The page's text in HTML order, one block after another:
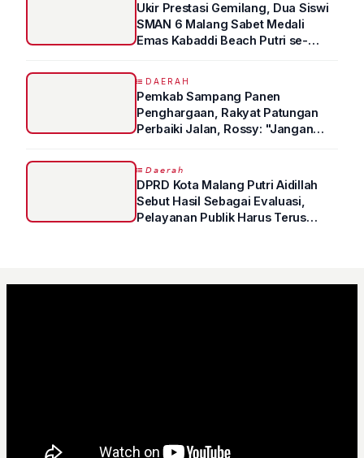
Ukir Prestasi Gemilang, Dua Siswi
SMAN 6 Malang Sabet Medali
Emas Kabaddi Beach Putri se-
DAERAH
Pemkab Sampang Panen
Penghargaan, Rakyat Patungan
Perbaiki Jalan, Rossy: "Jangan
𝘋𝘢𝘦𝘳𝘢𝘩
DPRD Kota Malang Putri Aidillah
Sebut Hasil Sebagai Evaluasi,
Pelayanan Publik Harus Terus